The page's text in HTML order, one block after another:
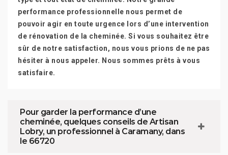
performance professionnelle nous permet de
pouvoir agir en toute urgence lors d’une intervention
de rénovation de la cheminée. Si vous souhaitez être
sûr de notre satisfaction, nous vous prions de ne pas
hésiter à nous appeler. Nous sommes prêts à vous
satisfaire.
Pour garder la performance d’une
cheminée, quelques conseils de Artisan
Lobry, un professionnel à Caramany, dans
le 66720